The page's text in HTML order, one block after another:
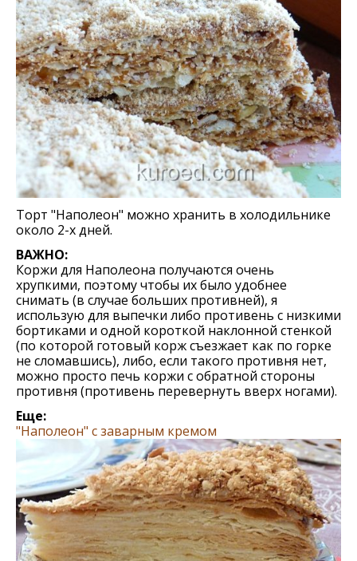
Торт "Наполеон" можно хранить в холодильнике
около 2-х дней.
ВАЖНО:
Коржи для Наполеона получаются очень
хрупкими, поэтому чтобы их было удобнее
снимать (в случае больших противней), я
использую для выпечки либо противень с низкими
бортиками и одной короткой наклонной стенкой
(по которой готовый корж съезжает как по горке
не сломавшись), либо, если такого противня нет,
можно просто печь коржи с обратной стороны
противня (противень перевернуть вверх ногами).
Еще:
"Наполеон" с заварным кремом